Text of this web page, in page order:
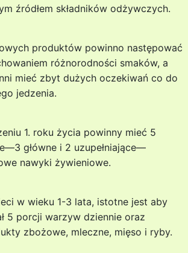
źródłem składników odżywczych.
produktów powinno następować
różnorodności smaków, a
mieć zbyt dużych oczekiwań co do
jedzenia.
1. roku życia powinny mieć 5
główne i 2 uzupełniające—
nawyki żywieniowe.
w wieku 1-3 lata, istotne jest aby
5 porcji warzyw dziennie oraz
zbożowe, mleczne, mięso i ryby.